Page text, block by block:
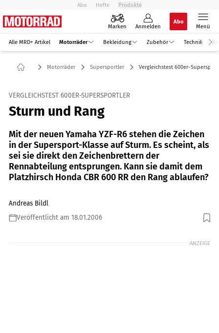
Abo Hefte Produkte
Marken Anmelden
Abo
Menü
Alle MRD+ Artikel Motorräder Bekleidung Zubehör Technik
Motorräder Supersportler Vergleichstest 600er-
VERGLEICHSTEST 600ER-SUPERSPORTLER
Sturm und Rang
Mit der neuen Yamaha YZF-R6 stehen die Zeichen
in der Supersport-Klasse auf Sturm. Es scheint, als
sei sie direkt den Zeichenbrettern der
Rennabteilung entsprungen. Kann sie damit dem
Platzhirsch Honda CBR 600 RR den Rang ablaufen?
Andreas Bildl
Veröffentlicht am 18.01.2006
Foto: fact
ANZEIGE